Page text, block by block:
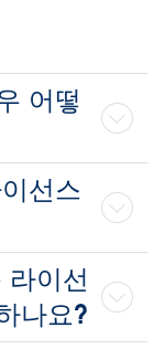
어떻
선스
이선
나요?